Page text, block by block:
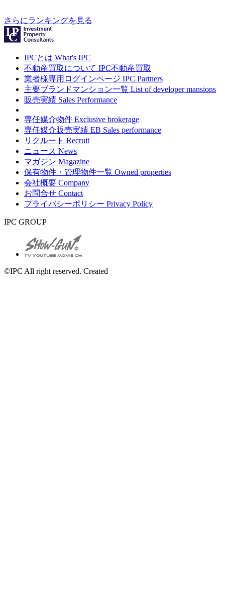
さらにランキングを見る
IPCとは What's IPC
不動産買取について IPC不動産買取
業者様専用ログインページ IPC Partners
主要ブランドマンション一覧 List of developer mansions
販売実績 Sales Performance
専任媒介物件 Exclusive brokerage
専任媒介販売実績 EB Sales performance
リクルート Recruit
ニュース News
マガジン Magazine
保有物件・管理物件一覧 Owned properties
会社概要 Company
お問合せ Contact
プライバシーポリシー Privacy Policy
IPC GROUP
©IPC All right reserved. Created